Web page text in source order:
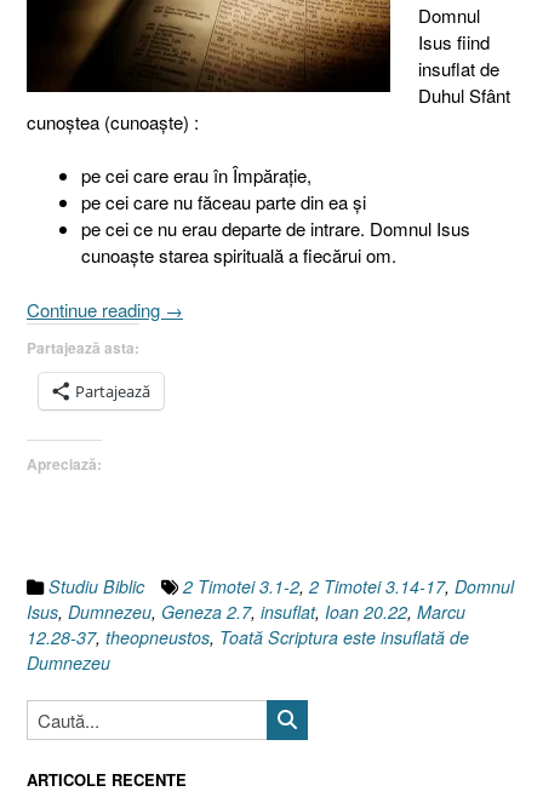
Domnul
Isus fiind
insuflat de
Duhul Sfânt
cunoştea (cunoaşte) :
pe cei care erau în Împăraţie,
pe cei care nu făceau parte din ea şi
pe cei ce nu erau departe de intrare. Domnul Isus
cunoaşte starea spirituală a fiecărui om.
Continue reading „Insuflat
[Marcu
→
Partajează asta:
Partajează
Apreciază:
Studiu Biblic 2 Timotei 3.1-2, 2 Timotei 3.14-17, Domnul
Isus, Dumnezeu, Geneza 2.7, insuflat, Ioan 20.22, Marcu
12.28-37, theopneustos, Toată Scriptura este insuflată de
Dumnezeu
ARTICOLE RECENTE